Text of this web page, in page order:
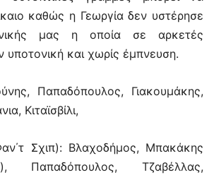
καθώς η Γεωργία δεν υστέρησε
μας η οποία σε αρκετές
υποτονική και χωρίς έμπνευση.
Παπαδόπουλος, Γιακουμάκης,
Κιταϊσβίλι,
Σχιπ): Βλαχοδήμος, Μπακάκης
Παπαδόπουλος, Τζαβέλλας,